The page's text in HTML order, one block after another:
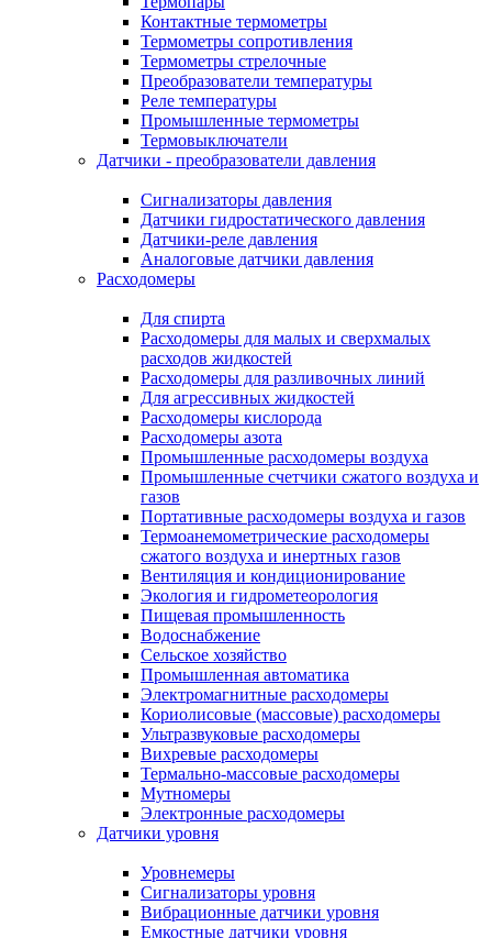
Контактные термометры
Термометры сопротивления
Термометры стрелочные
Преобразователи температуры
Реле температуры
Промышленные термометры
Термовыключатели
Датчики - преобразователи давления
Сигнализаторы давления
Датчики гидростатического давления
Датчики-реле давления
Аналоговые датчики давления
Расходомеры
Для спирта
Расходомеры для малых и сверхмалых
расходов жидкостей
Расходомеры для разливочных линий
Для агрессивных жидкостей
Расходомеры кислорода
Расходомеры азота
Промышленные расходомеры воздуха
Промышленные счетчики сжатого воздуха и
газов
Портативные расходомеры воздуха и газов
Термоанемометрические расходомеры
сжатого воздуха и инертных газов
Вентиляция и кондиционирование
Экология и гидрометеорология
Пищевая промышленность
Водоснабжение
Сельское хозяйство
Промышленная автоматика
Электромагнитные расходомеры
Кориолисовые (массовые) расходомеры
Ультразвуковые расходомеры
Вихревые расходомеры
Термально-массовые расходомеры
Мутномеры
Электронные расходомеры
Датчики уровня
Уровнемеры
Сигнализаторы уровня
Вибрационные датчики уровня
Емкостные датчики уровня